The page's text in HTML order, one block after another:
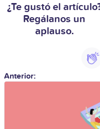
¿Te gustó el
Regálanos un
aplauso.
Anterior: